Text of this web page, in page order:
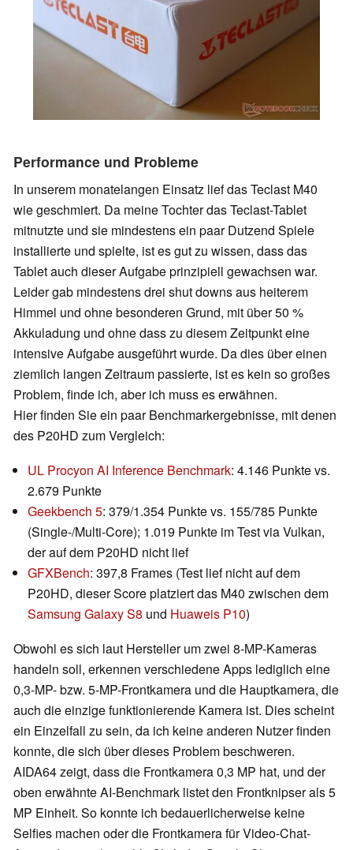
Performance und Probleme
In unserem monatelangen Einsatz lief das Teclast M40
wie geschmiert. Da meine Tochter das Teclast-Tablet
mitnutzte und sie mindestens ein paar Dutzend Spiele
installierte und spielte, ist es gut zu wissen, dass das
Tablet auch dieser Aufgabe prinzipiell gewachsen war.
Leider gab mindestens drei shut downs aus heiterem
Himmel und ohne besonderen Grund, mit über 50 %
Akkuladung und ohne dass zu diesem Zeitpunkt eine
intensive Aufgabe ausgeführt wurde. Da dies über einen
ziemlich langen Zeitraum passierte, ist es kein so großes
Problem, finde ich, aber ich muss es erwähnen.
Hier finden Sie ein paar Benchmarkergebnisse, mit denen
des P20HD zum Vergleich:
UL Procyon AI Inference Benchmark: 4.146 Punkte vs.
2.679 Punkte
Geekbench 5: 379/1.354 Punkte vs. 155/785 Punkte
(Single-/Multi-Core); 1.019 Punkte im Test via Vulkan,
der auf dem P20HD nicht lief
GFXBench: 397,8 Frames (Test lief nicht auf dem
P20HD, dieser Score platziert das M40 zwischen dem
Samsung Galaxy S8 und Huaweis P10)
Obwohl es sich laut Hersteller um zwei 8-MP-Kameras
handeln soll, erkennen verschiedene Apps lediglich eine
0,3-MP- bzw. 5-MP-Frontkamera und die Hauptkamera, die
auch die einzige funktionierende Kamera ist. Dies scheint
ein Einzelfall zu sein, da ich keine anderen Nutzer finden
konnte, die sich über dieses Problem beschweren.
AIDA64 zeigt, dass die Frontkamera 0,3 MP hat, und der
oben erwähnte AI-Benchmark listet den Frontknipser als 5
MP Einheit. So konnte ich bedauerlicherweise keine
Selfies machen oder die Frontkamera für Video-Chat-